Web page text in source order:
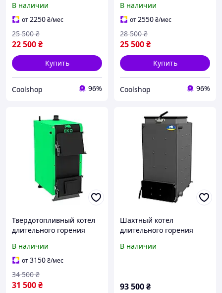
дровах, Дровяной котел
отопления на твердом
топливе для дома
В наличии
от2250₴/мес
22 500₴
25 500 ₴
Купить
Coolshop 96%
дровах, дровяной котел
отопления на твердом
топливе с плитой
В наличии
от2550₴/мес
25 500₴
28 500 ₴
Купить
Coolshop 96%
Твердотопливный котел
длительного горения
дровах, Дровяной котел
отопления на твердом
топливе для дома
В наличии
от3150₴/мес
31 500₴
34 500 ₴
Шахтный котел
длительного горения
В наличии
93 500₴